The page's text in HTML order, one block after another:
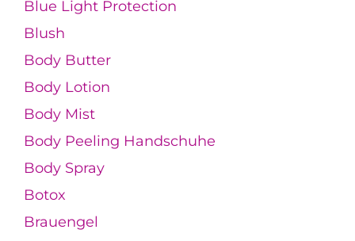
Blue Light Protection
Blush
Body Butter
Body Lotion
Body Mist
Body Peeling Handschuhe
Body Spray
Botox
Brauengel